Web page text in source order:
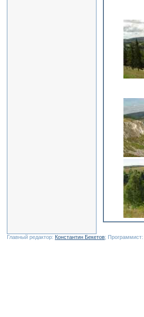
Главный редактор: Константин Бекетов; Программист: